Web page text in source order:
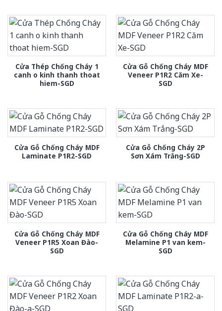
Cửa Thép Chống Cháy 1
canh o kinh thanh thoat
hiem-SGD
Cửa Gỗ Chống Cháy MDF
Veneer P1R2 Căm Xe-
SGD
Cửa Gỗ Chống Cháy MDF
Laminate P1R2-SGD
Cửa Gỗ Chống Cháy 2P
Sơn Xám Trắng-SGD
Cửa Gỗ Chống Cháy MDF
Veneer P1R5 Xoan Đào-
SGD
Cửa Gỗ Chống Cháy MDF
Melamine P1 van kem-
SGD